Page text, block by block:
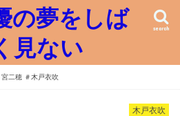
の夢をしば
見ない
search
二穂 ＃木戸衣吹
木戸衣吹